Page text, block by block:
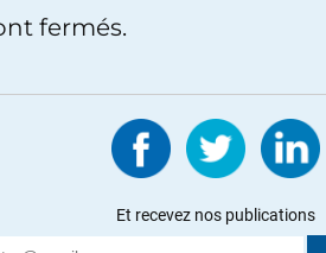
centre islamique à deux pas de
du Golfe Persique.
plus que 100 millions pour battre Trump
Q, les Qanon et la MemeWar 2 seront
fermés.
Et recevez nos publications